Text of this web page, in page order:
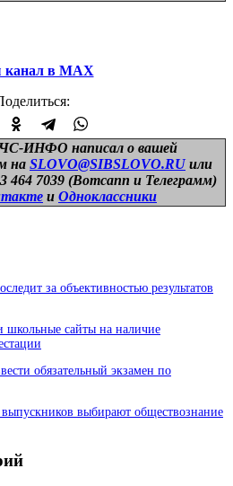
в МАХ
ИНФО написал о вашей
на SLOVO@SIBSLOVO.RU или
464 7039 (Вотсапп и Телеграмм)
и Одноклассники
за объективностью результатов
школьные сайты на наличие
обязательный экзамен по
выбирают обществознание